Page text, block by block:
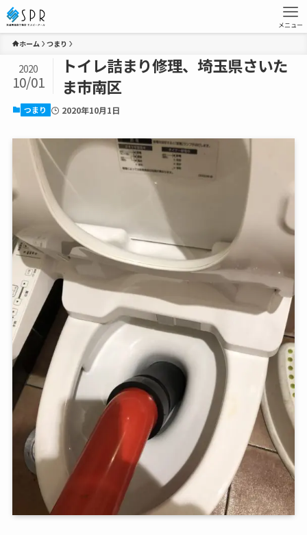
メニュー
ホーム つまり
トイレ詰まり修理、埼玉県さいた
ま市南区
2020
10/01
つまり 2020年10月1日